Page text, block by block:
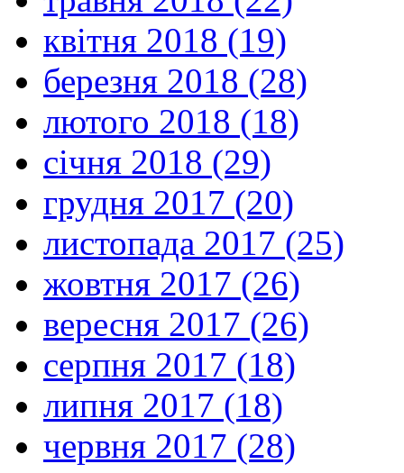
квітня 2018 (19)
березня 2018 (28)
лютого 2018 (18)
січня 2018 (29)
грудня 2017 (20)
листопада 2017 (25)
жовтня 2017 (26)
вересня 2017 (26)
серпня 2017 (18)
липня 2017 (18)
червня 2017 (28)